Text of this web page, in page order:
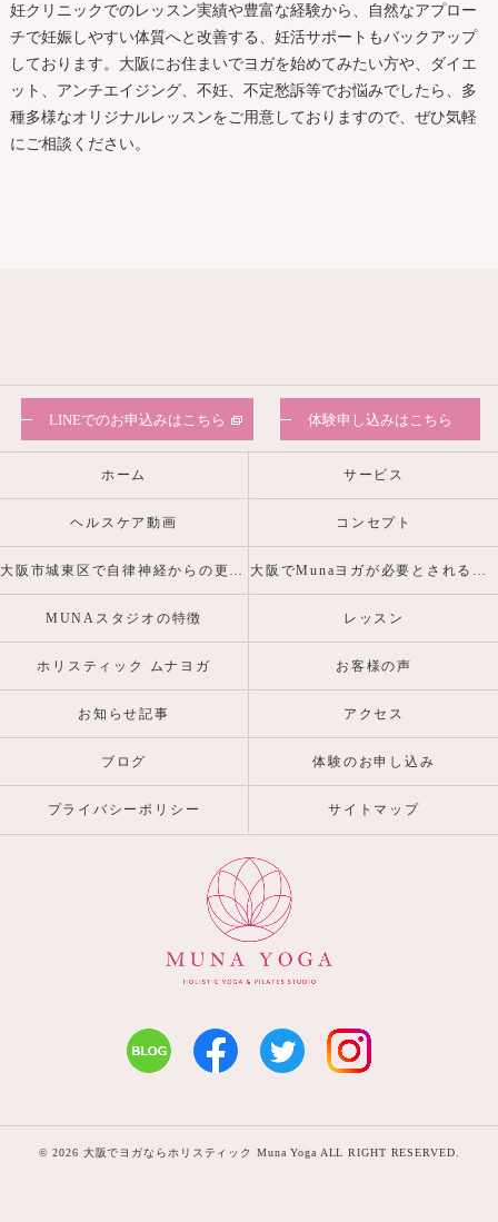
妊クリニックでのレッスン実績や豊富な経験から、自然なアプロー
チで妊娠しやすい体質へと改善する、妊活サポートもバックアップ
しております。 大阪 にお住まいでヨガを始めてみたい方や、ダイエ
ット、アンチエイジング、不妊、不定愁訴等でお悩みでしたら、多
種多様なオリジナルレッスンをご用意しておりますので、ぜひ気軽
にご相談ください。
LINEでのお申込みはこちら 体験申し込みはこちら
ホーム サービス
ヘルスケア動画 コンセプト
大阪市城東区で自律神経からの更年期・産前産後の心身の不調を整えるヨガピラティスなら 大阪でMunaヨガが必要とされる理由
MUNAスタジオの特徴 レッスン
ホリスティック ムナヨガ お客様の声
お知らせ記事 アクセス
ブログ 体験のお申し込み
プライバシーポリシー サイトマップ
© 2026 大阪でヨガならホリスティック Muna Yoga ALL RIGHT RESERVED.